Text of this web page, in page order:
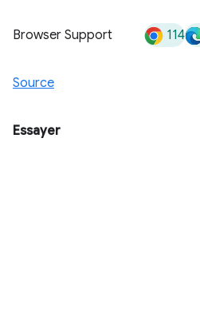
Browser Support 114
Source
Essayer